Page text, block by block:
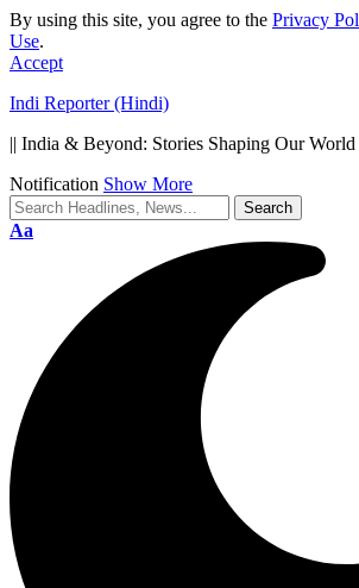
By using this site, you agree to the Privacy
Use.
Accept
Indi Reporter (Hindi)
|| India & Beyond: Stories Shaping Our World
Notification Show More
Aa